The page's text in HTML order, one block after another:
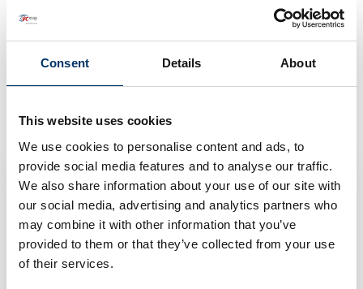
Consent Details About
This website uses cookies
We use cookies to personalise content and ads, to
provide social media features and to analyse our traffic.
We also share information about your use of our site with
our social media, advertising and analytics partners who
may combine it with other information that you’ve
provided to them or that they’ve collected from your use
of their services.
Kontaktieren Sie unsere Experten, um über Ihre
Projekte und Herausforderungen zu sprechen
sales@visiconsult.de